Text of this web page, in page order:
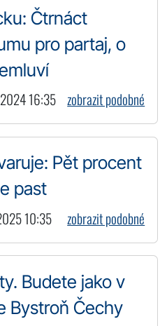
Čtrnáct
pro partaj, o
16:35 zobrazit podobné
Pět procent
past
10:35 zobrazit podobné
Budete jako v
Bystroň Čechy